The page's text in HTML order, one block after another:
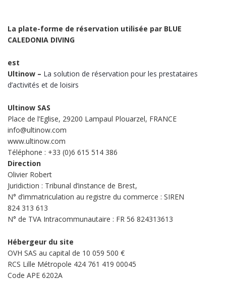
La plate-forme de réservation utilisée par BLUE
CALEDONIA DIVING
est
Ultinow – La solution de réservation pour les prestataires
d’activités et de loisirs
Ultinow SAS
Place de l’Eglise, 29200 Lampaul Plouarzel, FRANCE
info@ultinow.com
www.ultinow.com
Téléphone : +33 (0)6 615 514 386
Direction
Olivier Robert
Juridiction : Tribunal d’instance de Brest,
N° d’immatriculation au registre du commerce : SIREN
824 313 613
N° de TVA Intracommunautaire : FR 56 824313613
Hébergeur du site
OVH SAS au capital de 10 059 500 €
RCS Lille Métropole 424 761 419 00045
Code APE 6202A